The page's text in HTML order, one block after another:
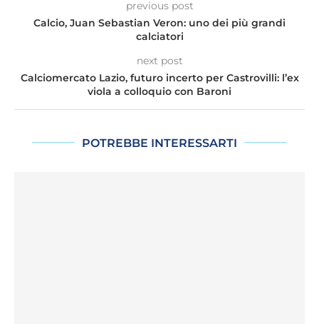
previous post
Calcio, Juan Sebastian Veron: uno dei più grandi
calciatori
next post
Calciomercato Lazio, futuro incerto per Castrovilli: l’ex
viola a colloquio con Baroni
POTREBBE INTERESSARTI